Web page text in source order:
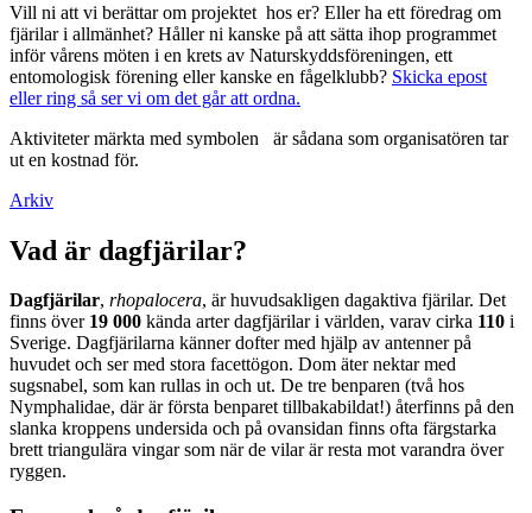
Vill ni att vi berättar om projektet hos er? Eller ha ett föredrag om
fjärilar i allmänhet? Håller ni kanske på att sätta ihop programmet
inför vårens möten i en krets av Naturskyddsföreningen, ett
entomologisk förening eller kanske en fågelklubb? Skicka epost
eller ring så ser vi om det går att ordna.
Aktiviteter märkta med symbolen
är sådana som organisatören tar
ut en kostnad för.
Arkiv
Vad är dagfjärilar?
Dagfjärilar, rhopalocera, är huvudsakligen dagaktiva fjärilar. Det
finns över 19 000 kända arter dagfjärilar i världen, varav cirka 110 i
Sverige. Dagfjärilarna känner dofter med hjälp av antenner på
huvudet och ser med stora facettögon. Dom äter nektar med
sugsnabel, som kan rullas in och ut. De tre benparen (två hos
Nymphalidae, där är första benparet tillbakabildat!) återfinns på den
slanka kroppens undersida och på ovansidan finns ofta färgstarka
brett triangulära vingar som när de vilar är resta mot varandra över
ryggen.